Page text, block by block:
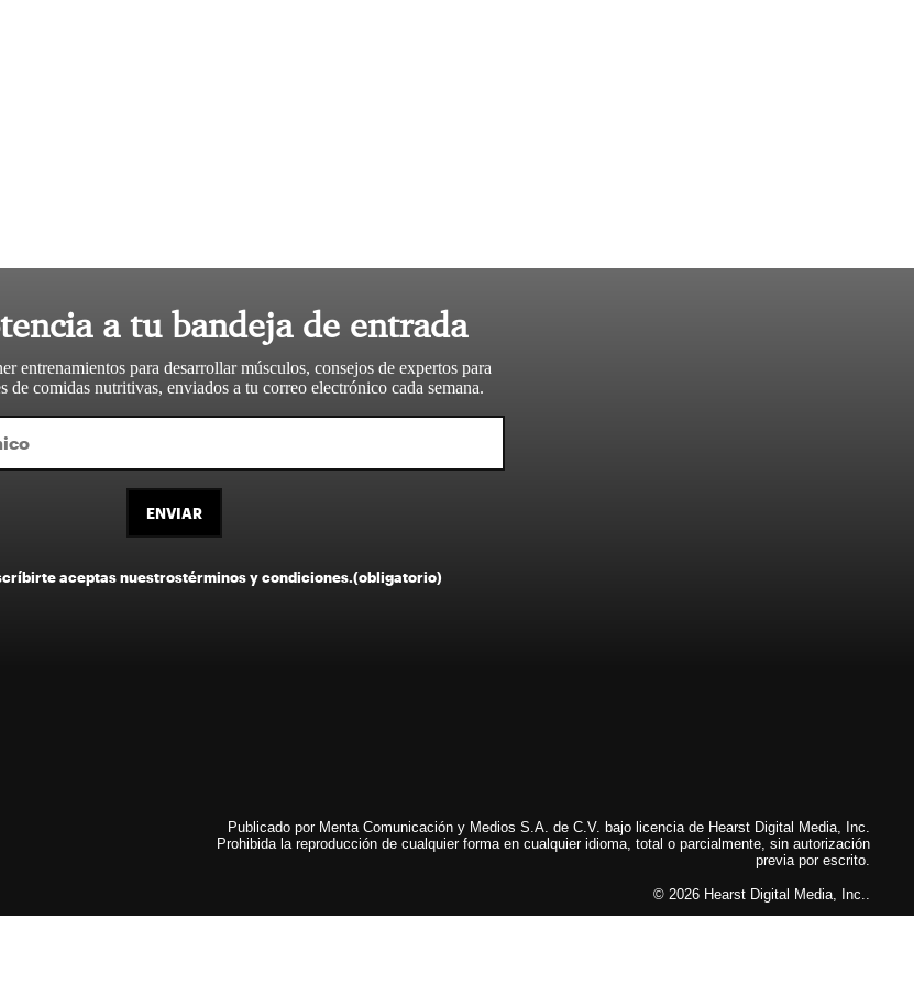
a tu bandeja de entrada
entrenamientos para desarrollar músculos, consejos de expertos para
de comidas nutritivas, enviados a tu correo electrónico cada semana.
ENVIAR
aceptas nuestrostérminos y condiciones.(obligatorio)
Publicado por Menta Comunicación y Medios S.A. de C.V. bajo licencia de Hearst Digital Media, Inc.
Prohibida la reproducción de cualquier forma en cualquier idioma, total o parcialmente, sin autorización
previa por escrito.
© 2026 Hearst Digital Media, Inc..